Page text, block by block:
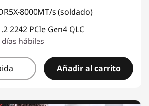
8000MT/s (soldado)
2242 PCIe Gen4 QLC
días hábiles
Añadir al carrito